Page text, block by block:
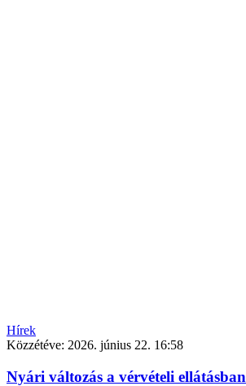
Hírek
Közzétéve: 2026. június 22. 16:58
Nyári változás a vérvételi ellátásban